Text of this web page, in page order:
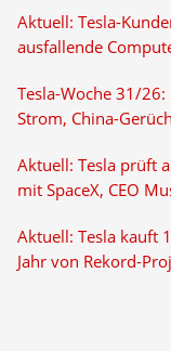
Aktuell: Tesla-
ausfallende
Tesla-Woche 31/26:
Strom, China-
Aktuell: Tesla prüft
mit SpaceX, CEO
Aktuell: Tesla kauft
Jahr von Rekord-